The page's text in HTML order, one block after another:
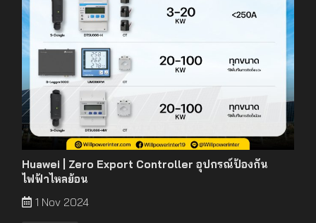
Huawei | Zero Export Controller อุปกรณ์ป้องกัน
ไฟฟ้าไหลย้อน
1 Nov 2024